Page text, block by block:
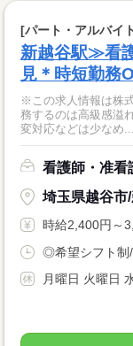
[パート・アルバイ
新越谷駅≫看
見＊時短勤務
※この求人情報は株
務するのは高級感溢
変対応などは少なめ...
看護師・准看
埼玉県越谷市
時給2,400円～
◎希望シフト制/
月曜日 火曜日